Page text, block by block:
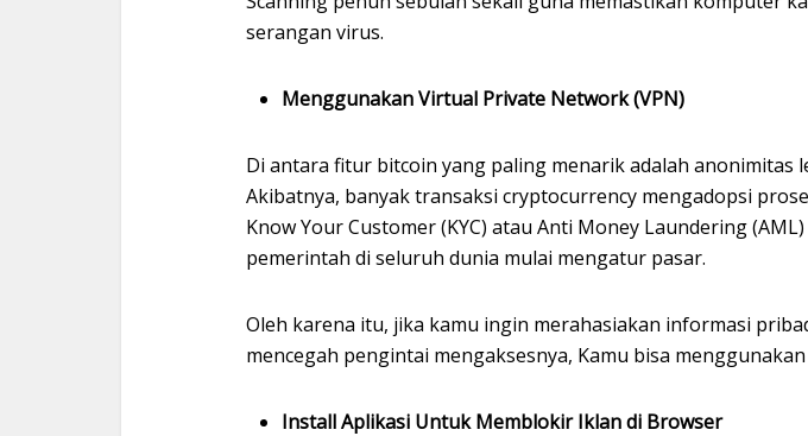
serangan virus.
Menggunakan Virtual Private Network (VPN)
Di antara fitur bitcoin yang paling menarik adalah anonimitas
Akibatnya, banyak transaksi cryptocurrency mengadopsi
Know Your Customer (KYC) atau Anti Money Laundering
pemerintah di seluruh dunia mulai mengatur pasar.
Oleh karena itu, jika kamu ingin merahasiakan informasi
mencegah pengintai mengaksesnya, Kamu bisa
Install Aplikasi Untuk Memblokir Iklan di Browser